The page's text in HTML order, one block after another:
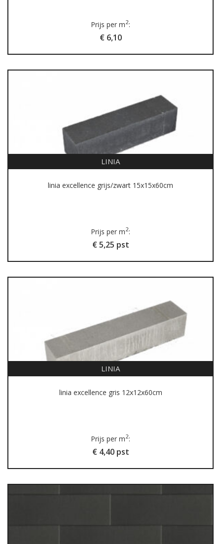
Prijs per m2:
€ 6,10
LINIA
linia excellence grijs/zwart 15x15x60cm
Prijs per m2:
€ 5,25 pst
LINIA
linia excellence gris 12x12x60cm
Prijs per m2:
€ 4,40 pst